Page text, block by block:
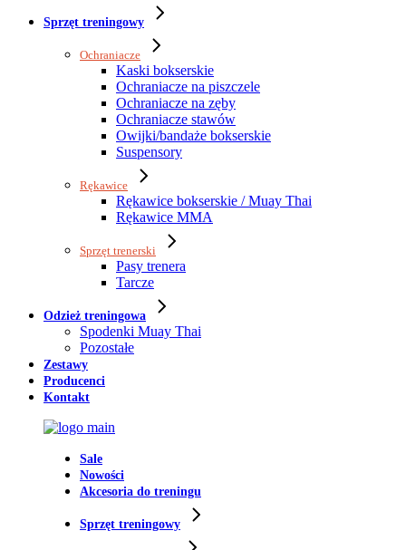
Sprzęt treningowy
Ochraniacze
Kaski bokserskie
Ochraniacze na piszczele
Ochraniacze na zęby
Ochraniacze stawów
Owijki/bandaże bokserskie
Suspensory
Rękawice
Rękawice bokserskie / Muay Thai
Rękawice MMA
Sprzęt trenerski
Pasy trenera
Tarcze
Odzież treningowa
Spodenki Muay Thai
Pozostałe
Zestawy
Producenci
Kontakt
Sale
Nowości
Akcesoria do treningu
Sprzęt treningowy